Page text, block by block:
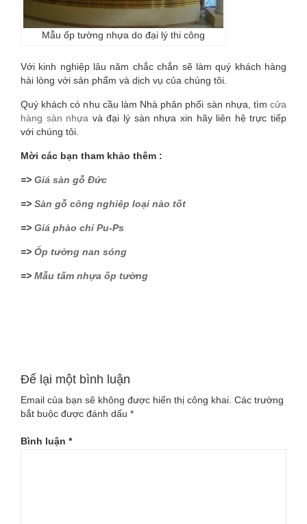
Mẫu ốp tường nhựa do đại lý thi công
Với kinh nghiệp lâu năm chắc chắn sẽ làm quý khách hàng
hài lòng với sản phẩm và dịch vụ của chúng tôi.
Quý khách có nhu cầu làm Nhà phân phối sàn nhựa, tìm cửa
hàng sàn nhựa và đại lý sàn nhựa xin hãy liên hệ trực tiếp
với chúng tôi.
Mời các bạn tham khảo thêm :
=> Giá sàn gỗ Đức
=> Sàn gỗ công nghiêp loại nào tốt
=> Giá phào chỉ Pu-Ps
=> Ốp tường nan sóng
=> Mẫu tấm nhựa ốp tường
Để lại một bình luận
Email của bạn sẽ không được hiển thị công khai. Các trường
bắt buộc được đánh dấu *
Bình luận *